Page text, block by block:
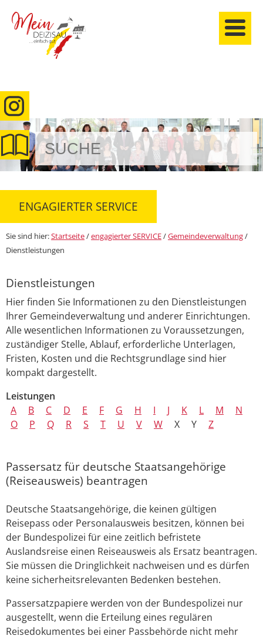
anmelden
ENGAGIERTER SERVICE
Sie sind hier:Startseite/engagierter SERVICE/Gemeindeverwaltung/
Dienstleistungen
Dienstleistungen
Hier finden Sie Informationen zu den Dienstleistungen
Ihrer Gemeindeverwaltung und anderer Einrichtungen.
Alle wesentlichen Informationen zu Voraussetzungen,
zuständiger Stelle, Ablauf, erforderliche Unterlagen,
Fristen, Kosten und die Rechtsgrundlage sind hier
kompakt dargestellt.
Leistungen
A
B C D E F G H I J K L M
N
O
P Q R S T U V W X Y Z
Passersatz für deutsche Staatsangehörige
(Reiseausweis) beantragen
Deutsche Staatsangehörige, die keinen gültigen
Reisepass oder Personalausweis besitzen, können bei
der Bundespolizei für eine zeitlich befristete
Auslandsreise einen Reiseausweis als Ersatz beantragen.
Sie müssen die Dringlichkeit nachweisen und es dürfen
keine sicherheitsrelevanten Bedenken bestehen.
Passersatzpapiere werden von der Bundespolizei nur
ausgestellt, wenn die Erteilung eines regulären
Reisedokumentes bei einer Passbehörde nicht mehr